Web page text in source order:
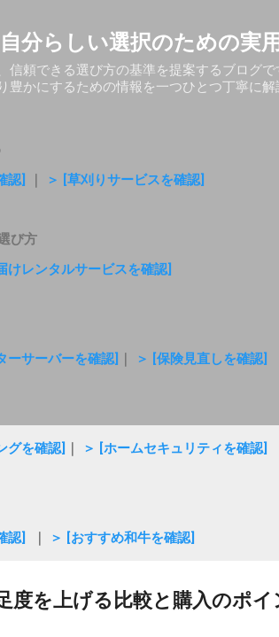
分らしい選択のための実
信頼できる選び方の基準を提案するブログ
かにするための情報を一つひとつ丁寧に解
認] ＞ [草刈りサービスを確認]
び方
けレンタルサービスを確認]
ーサーバーを確認] ＞ [保険見直しを確認]
グを確認] ＞ [ホームセキュリティを確認]
認] ＞ [おすすめ和牛を確認]
度を上げる比較と購入のポイ